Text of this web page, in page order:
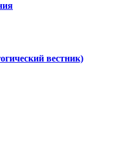
вестник)